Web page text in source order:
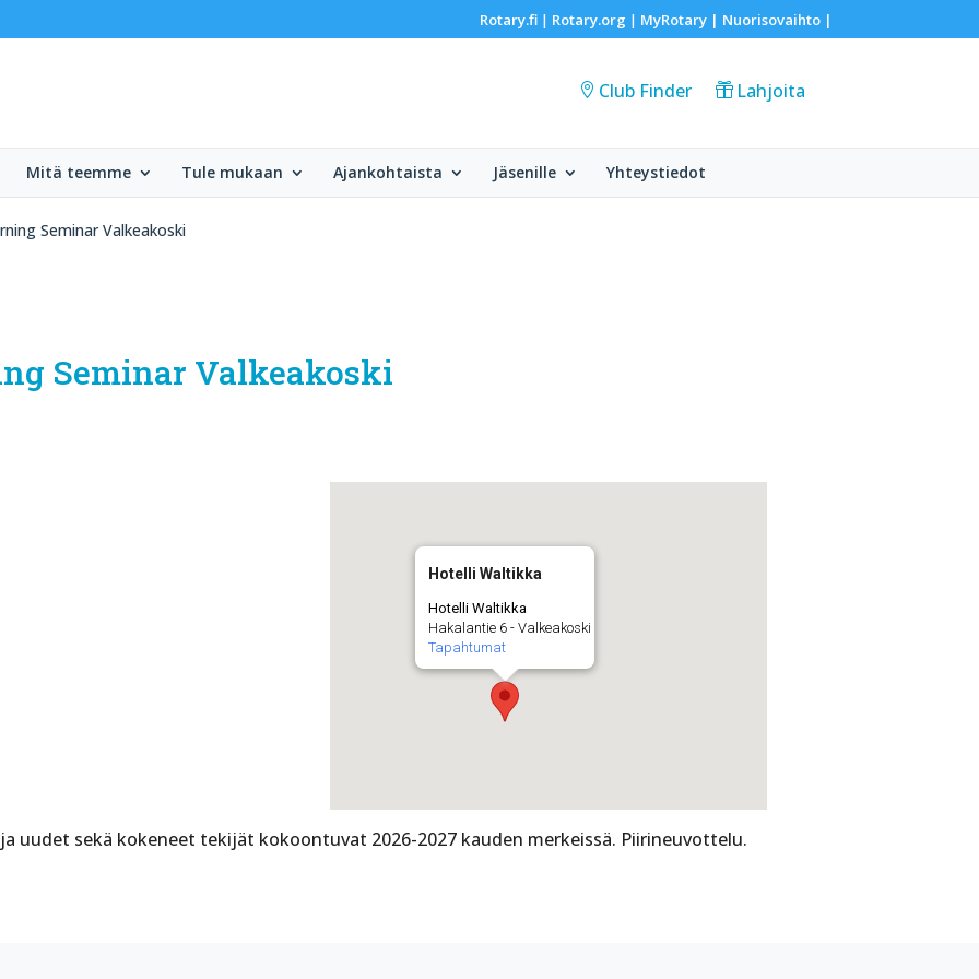
Rotary.fi| Rotary.org | MyRotary | Nuorisovaihto|
Club Finder Lahjoita
Mitä teemme Tule mukaan Ajankohtaista Jäsenille Yhteystiedot
Seminar Valkeakoski
Seminar Valkeakoski
Hotelli Waltikka
Hotelli Waltikka
Hakalantie 6 - Valkeakoski
Tapahtumat
uudet sekä kokeneet tekijät kokoontuvat 2026-2027 kauden merkeissä. Piirineuvottelu.